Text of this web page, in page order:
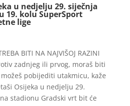
u nedjelju 29. siječnja
19. kolu SuperSport
lige
BITI NA NAJVIŠOJ RAZINI
zadnjeg ili prvog, moraš biti
pobijediti utakmicu, kaže
Osijeka u nedjelju 29.
stadionu Gradski vrt bit će